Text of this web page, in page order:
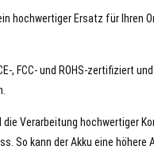
hochwertiger Ersatz für Ihren
, FCC- und ROHS-zertifiziert
Verarbeitung hochwertiger
So kann der Akku eine